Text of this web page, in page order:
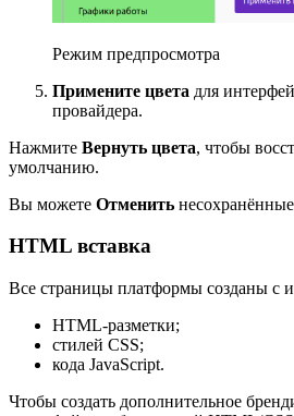
Режим предпросмотра
Примените цвета для
провайдера.
Нажмите Вернуть цвета, чтобы
умолчанию.
Вы можете Отменить
HTML вставка
Все страницы платформы созданы с
HTML-разметки;
стилей CSS;
кода JavaScript.
Чтобы создать дополнительное